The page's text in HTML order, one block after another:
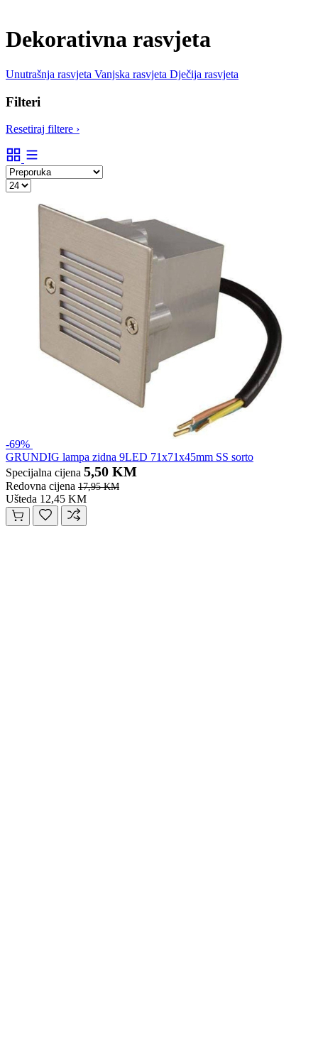
Dekorativna rasvjeta
Unutrašnja rasvjeta Vanjska rasvjeta Dječija rasvjeta
Filteri
Resetiraj filtere ›
-69%
GRUNDIG lampa zidna 9LED 71x71x45mm SS sorto
Specijalna cijena 5,50 KM
Redovna cijena 17,95 KM
Ušteda 12,45 KM